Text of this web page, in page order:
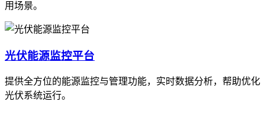
用场景。
光伏能源监控平台
提供全方位的能源监控与管理功能，实时数据分析，帮助优化
光伏系统运行。